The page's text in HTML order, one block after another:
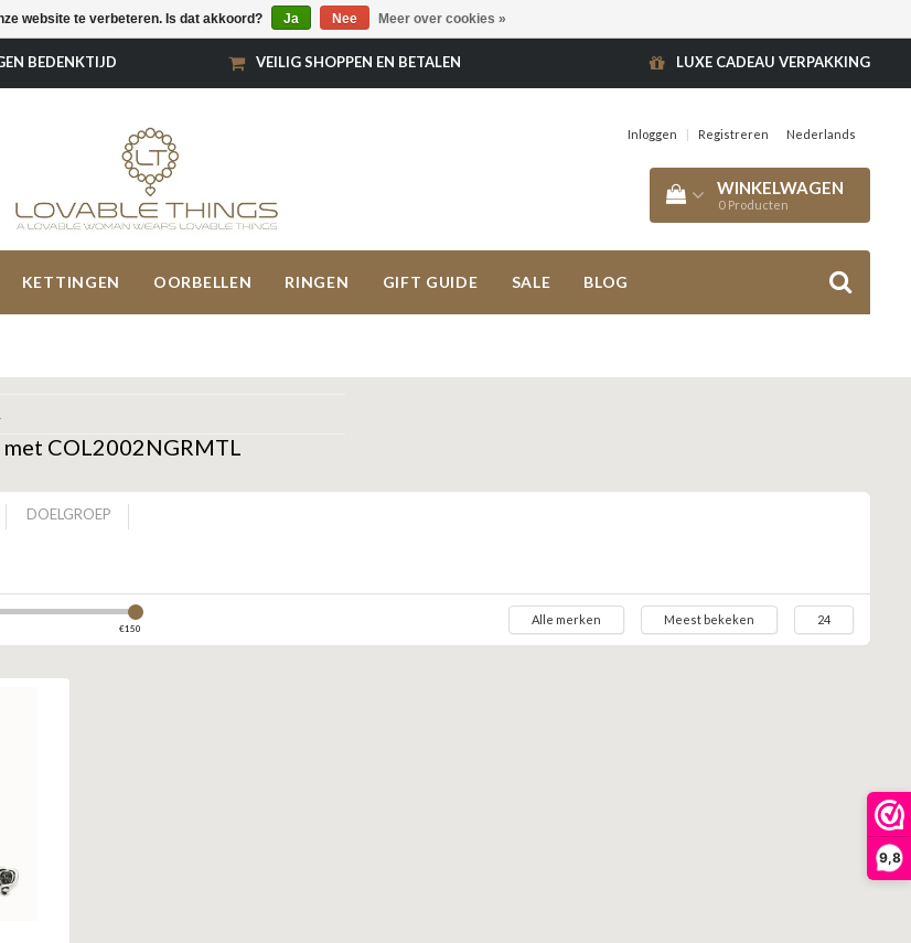
9,8
BEDENKTIJD VEILIG SHOPPEN EN BETALEN LUXE CADEAU VERPAKKING
Inloggen | Registreren Nederlands
WINKELWAGEN
0 Producten
KETTINGEN OORBELLEN RINGEN GIFT GUIDE SALE BLOG
COL2002NGRMTL
DOELGROEP
€150
Alle merken Meest bekeken 24
website te verbeteren. Is dat akkoord? Ja Nee Meer over cookies »